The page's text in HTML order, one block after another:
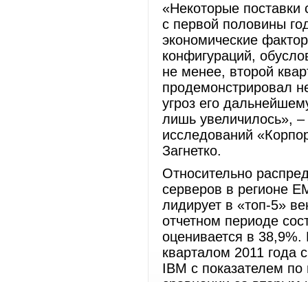
«Некоторые
с первой половины
экономические
конфигураций,
не менее, второй
продемонстрировал
угроз его
лишь увеличилось», –
исследований
Загнетко.
Относительно
серверов в регионе
лидирует в «топ-5»
отчетном периоде
оценивается в
кварталом 2011 года
IBM с показателем